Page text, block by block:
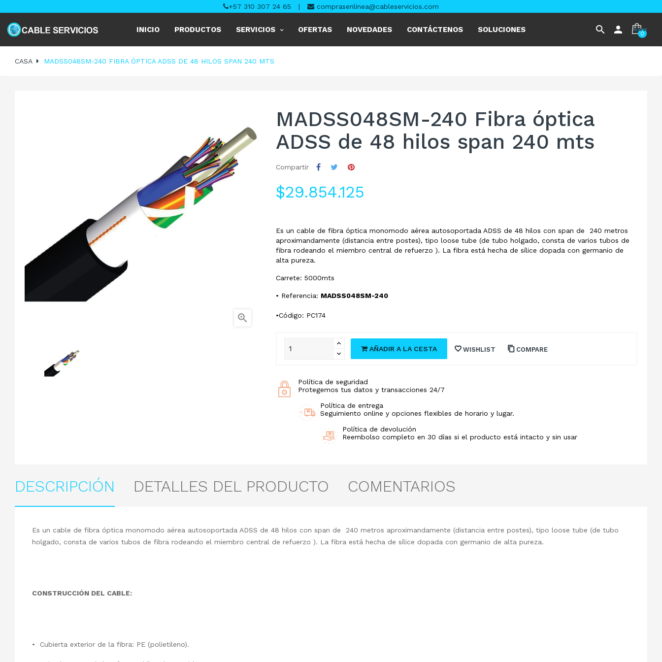
+57 310 307 24 65 | comprasenlinea@cableservicios.com
INICIO PRODUCTOS SERVICIOS OFERTAS NOVEDADES CONTÁCTENOS SOLUCIONES search person 0
CASA MADSS048SM-240 FIBRA ÓPTICA ADSS DE 48 HILOS SPAN 240 MTS

MADSS048SM-240 Fibra óptica
ADSS de 48 hilos span 240 mts
Compartir
$29.854.125
Es un cable de fibra óptica monomodo aérea autosoportada ADSS de 48 hilos con span de 240 metros
aproximandamente (distancia entre postes), tipo loose tube (de tubo holgado, consta de varios tubos de
fibra rodeando el miembro central de refuerzo ). La fibra está hecha de sílice dopada con germanio de
alta pureza.
Carrete: 5000mts
• Referencia: MADSS048SM-240
•Código: PC174
AÑADIR A LA CESTA WISHLIST COMPARE
Política de seguridad
Protegemos tus datos y transacciones 24/7
Política de entrega
Seguimiento online y opciones flexibles de horario y lugar.
Política de devolución
Reembolso completo en 30 días si el producto está intacto y sin usar
DESCRIPCIÓN DETALLES DEL PRODUCTO COMENTARIOS
Es un cable de fibra óptica monomodo aérea autosoportada ADSS de 48 hilos con span de 240 metros aproximandamente (distancia entre postes), tipo loose tube (de tubo
holgado, consta de varios tubos de fibra rodeando el miembro central de refuerzo ). La fibra está hecha de sílice dopada con germanio de alta pureza.
CONSTRUCCIÓN DEL CABLE:
• Cubierta exterior de la fibra: PE (polietileno).